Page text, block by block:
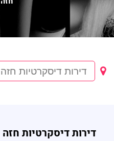
דירות דיסקרטיות
דירות דיסקרטיות